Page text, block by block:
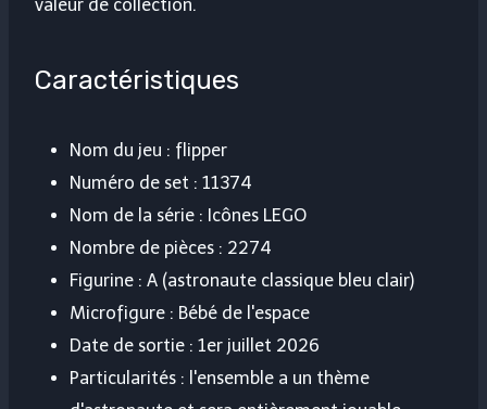
valeur de collection.
Caractéristiques
Nom du jeu : flipper
Numéro de set : 11374
Nom de la série : Icônes LEGO
Nombre de pièces : 2274
Figurine : A (astronaute classique bleu clair)
Microfigure : Bébé de l'espace
Date de sortie : 1er juillet 2026
Particularités : l'ensemble a un thème